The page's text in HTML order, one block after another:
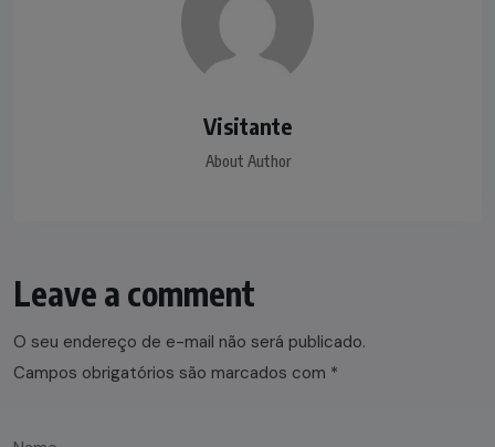
Visitante
About Author
Leave a comment
O seu endereço de e-mail não será publicado.
Campos obrigatórios são marcados com *